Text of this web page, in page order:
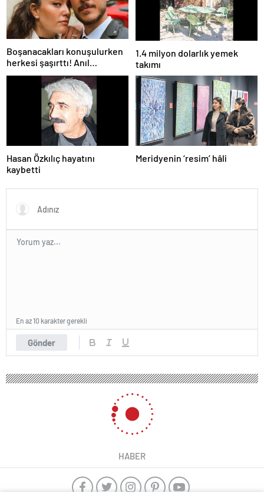
Boşanacakları konuşulurken
herkesi şaşırttı! Anıl
Altan’dan Pelin Akil’e
duygusal Anneler Günü
1.4 milyon dolarlık yemek
takımı
Hasan Özkılıç hayatını
kaybetti
Meridyenin ‘resim’ hâli
Gönder
En az 10 karakter gerekli
HABER